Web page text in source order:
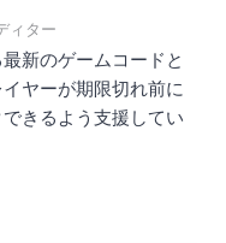
ィター
新のゲームコードと
ヤーが期限切れ前に
きるよう支援してい